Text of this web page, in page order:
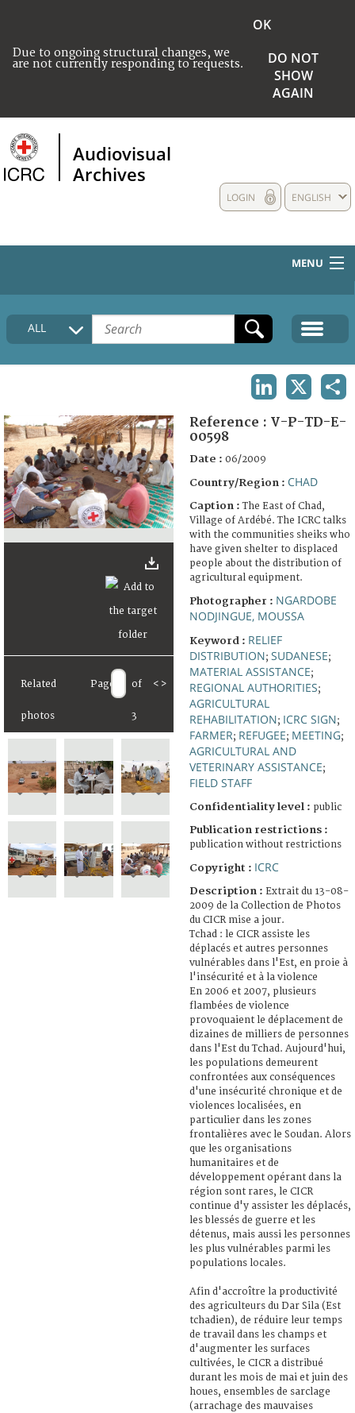
Due to ongoing structural changes, we
are not currently responding to requests.
OK
DO NOT
SHOW
AGAIN
Audiovisual
Archives
ENGLISH
LOGIN
MENU
HOME
COLLECTIONS DESCRIPTION
ALL
Related
photos
Page of
3
< >
Reference : V-P-TD-E-
00598
Date : 06/2009
Country/Region : CHAD
Caption :The East of Chad,
Village of Ardébé. The ICRC talks
with the communities sheiks who
have given shelter to displaced
people about the distribution of
agricultural equipment.
Photographer : NGARDOBE
NODJINGUE, MOUSSA
Keyword : RELIEF
DISTRIBUTION; SUDANESE;
MATERIAL ASSISTANCE;
REGIONAL AUTHORITIES;
AGRICULTURAL
REHABILITATION; ICRC SIGN;
FARMER; REFUGEE; MEETING;
AGRICULTURAL AND
VETERINARY ASSISTANCE;
FIELD STAFF
Confidentiality level : public
Publication restrictions :
publication without restrictions
Copyright : ICRC
Description : Extrait du 13-08-
2009 de la Collection de Photos
du CICR mise a jour.
Tchad : le CICR assiste les
déplacés et autres personnes
vulnérables dans l'Est, en proie à
l'insécurité et à la violence
En 2006 et 2007, plusieurs
flambées de violence
provoquaient le déplacement de
dizaines de milliers de personnes
dans l'Est du Tchad. Aujourd'hui,
les populations demeurent
confrontées aux conséquences
d'une insécurité chronique et de
violences localisées, en
particulier dans les zones
frontalières avec le Soudan. Alors
que les organisations
humanitaires et de
développement opérant dans la
région sont rares, le CICR
continue d'y assister les déplacés,
les blessés de guerre et les
détenus, mais aussi les personnes
les plus vulnérables parmi les
populations locales.
Afin d'accroître la productivité
des agriculteurs du Dar Sila (Est
tchadien), de réduire leur temps
de travail dans les champs et
d'augmenter les surfaces
cultivées, le CICR a distribué
durant les mois de mai et juin des
houes, ensembles de sarclage
(arrachage des mauvaises